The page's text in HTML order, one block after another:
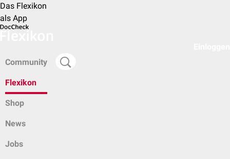
Das Flexikon
als App
Community
Flexikon
Shop
News
Jobs